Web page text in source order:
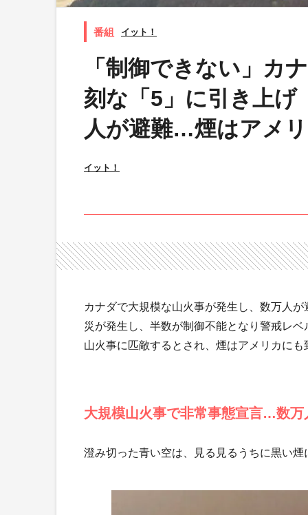
イット！
「制御できない」カ
刻な「5」に引き上
人が避難…煙はアメ
イット！
カナダで大規模な山火事が発生し、数万人
災が発生し、半数が制御不能となり警戒レ
山火事に匹敵するとされ、煙はアメリカにも
大規模山火事で非常事態宣言…数万
澄み切った青い空は、見る見るうちに黒い煙